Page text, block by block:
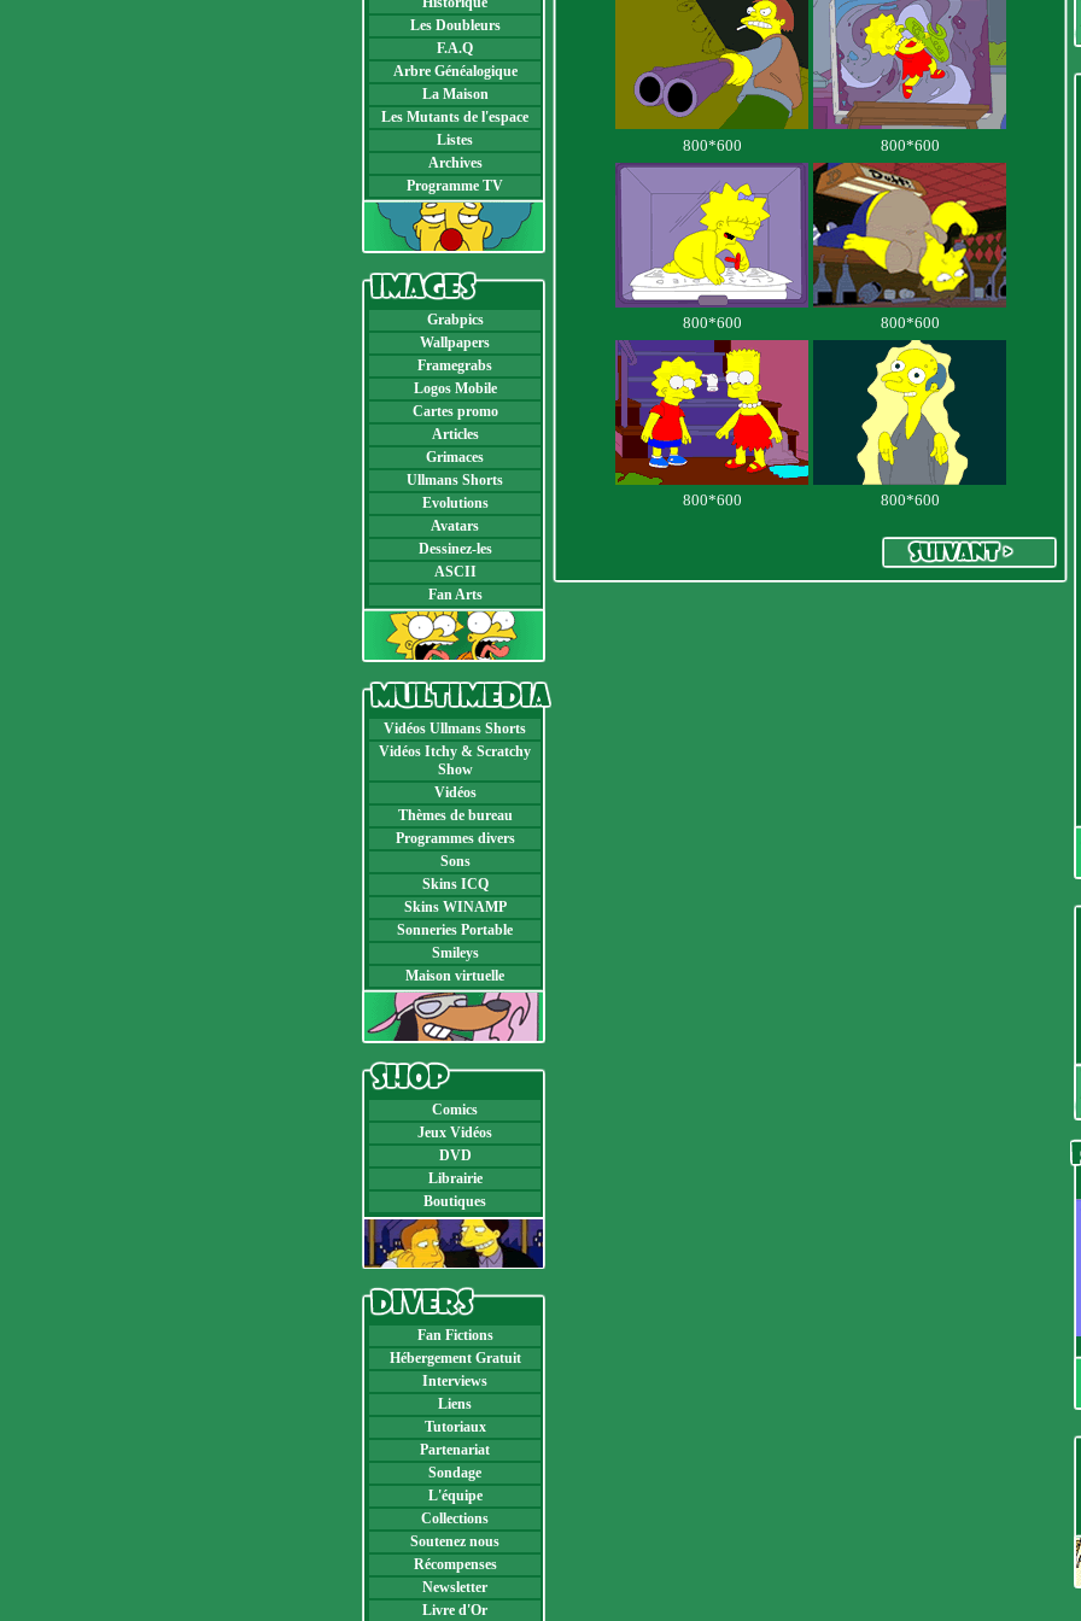
Les Doubleurs
F.A.Q
Arbre Généalogique
La Maison
Les Mutants de l'espace
Listes
Archives
Programme TV
Grabpics
Wallpapers
Framegrabs
Logos Mobile
Cartes promo
Articles
Grimaces
Ullmans Shorts
Evolutions
Avatars
Dessinez-les
ASCII
Fan Arts
Vidéos Ullmans Shorts
Vidéos Itchy & Scratchy
Show
Vidéos
Thèmes de bureau
Programmes divers
Sons
Skins ICQ
Skins WINAMP
Sonneries Portable
Smileys
Maison virtuelle
Comics
Jeux Vidéos
DVD
Librairie
Boutiques
Fan Fictions
Hébergement Gratuit
Interviews
Liens
Tutoriaux
Partenariat
Sondage
L'équipe
Collections
Soutenez nous
Récompenses
Newsletter
Livre d'Or
800*600 800*600
800*600 800*600
800*600 800*600